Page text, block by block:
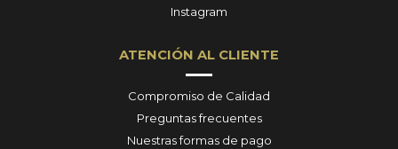
Instagram
ATENCIÓN AL CLIENTE
Compromiso de Calidad
Preguntas frecuentes
Nuestras formas de pago